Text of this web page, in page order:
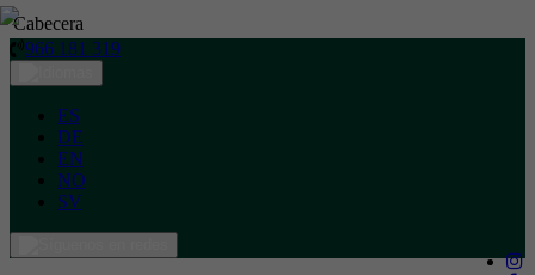
Cabecera
966 181 319
ES
DE
EN
NO
SV